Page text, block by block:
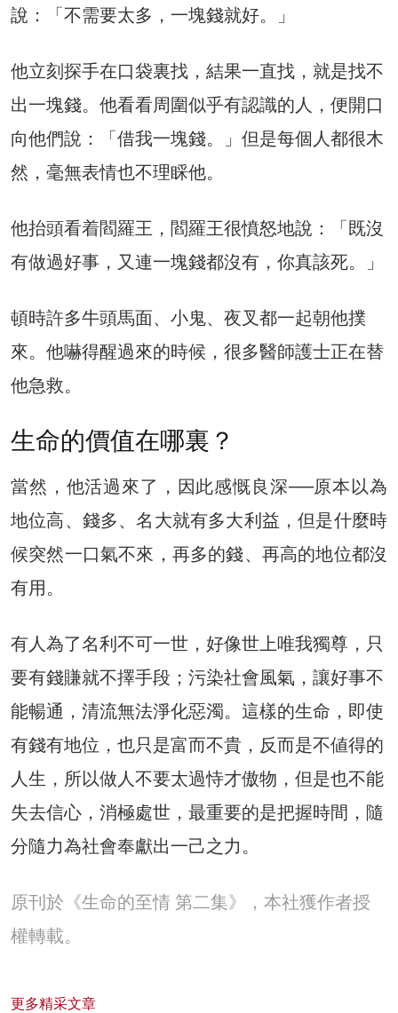
說：「不需要太多，一塊錢就好。」
他立刻探手在口袋裏找，結果一直找，就是找不
出一塊錢。他看看周圍似乎有認識的人，便開口
向他們說：「借我一塊錢。」但是每個人都很木
然，毫無表情也不理睬他。
他抬頭看着閻羅王，閻羅王很憤怒地說：「既沒
有做過好事，又連一塊錢都沒有，你真該死。」
頓時許多牛頭馬面、小鬼、夜叉都一起朝他撲
來。他嚇得醒過來的時候，很多醫師護士正在替
他急救。
生命的價值在哪裏？
當然，他活過來了，因此感慨良深──原本以為
地位高、錢多、名大就有多大利益，但是什麼時
候突然一口氣不來，再多的錢、再高的地位都沒
有用。
有人為了名利不可一世，好像世上唯我獨尊，只
要有錢賺就不擇手段；污染社會風氣，讓好事不
能暢通，清流無法淨化惡濁。這樣的生命，即使
有錢有地位，也只是富而不貴，反而是不値得的
人生，所以做人不要太過恃才傲物，但是也不能
失去信心，消極處世，最重要的是把握時間，隨
分隨力為社會奉獻出一己之力。
原刊於《生命的至情 第二集》，本社獲作者授
權轉載。
更多精采文章